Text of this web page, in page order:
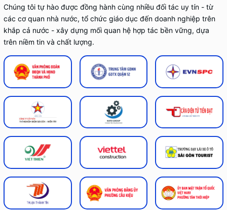
Chúng tôi tự hào được đồng hành cùng nhiều đối tác uy tín - từ
các cơ quan nhà nước, tổ chức giáo dục đến doanh nghiệp trên
khắp cả nước - xây dựng mối quan hệ hợp tác bền vững, dựa
trên niềm tin và chất lượng.